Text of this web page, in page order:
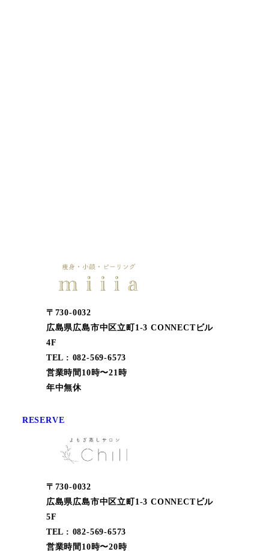
〒730-0032
広島県広島市中区立町1-3 CONNECTビル
4F
TEL : 082-569-6573
営業時間10時〜21時
年中無休
RESERVE
〒730-0032
広島県広島市中区立町1-3 CONNECTビル
5F
TEL : 082-569-6573
営業時間10時〜20時